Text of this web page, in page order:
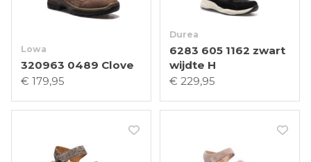
Lowa
320963 0489 Clove
€ 179,95
Durea
6283 605 1162 zwart
wijdte H
€ 229,95